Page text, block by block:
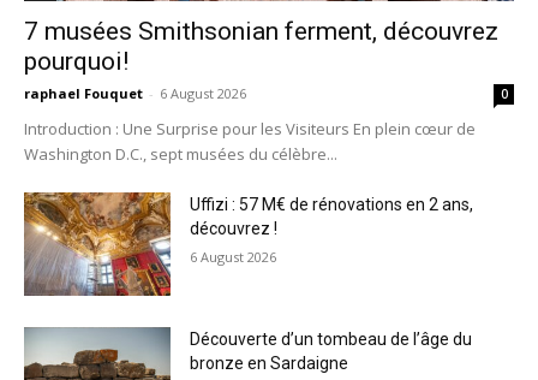
7 musées Smithsonian ferment, découvrez
pourquoi!
raphael Fouquet - 6 August 2026 0
Introduction : Une Surprise pour les Visiteurs En plein cœur de
Washington D.C., sept musées du célèbre...
Uffizi : 57 M€ de rénovations en 2 ans,
découvrez !
6 August 2026
Découverte d’un tombeau de l’âge du
bronze en Sardaigne